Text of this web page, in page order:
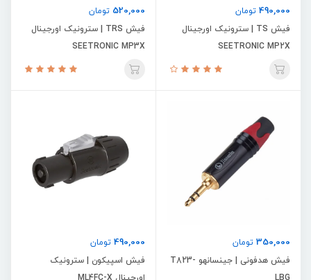
490,000 تومان
فیش TS | سترونیک اورجینال
SEETRONIC MP2X
520,000 تومان
فیش TRS | سترونیک اورجینال
SEETRONIC MP3X
350,000 تومان
فیش هدفونی | جینسانهو T823-
490,000 تومان
فیش اسپیکون | سترونیک